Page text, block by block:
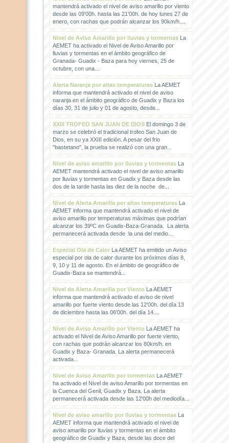
mantendrá activado el nivel de aviso amarillo por viento
desde las 09'00h. hasta las 21'00h. de hoy lunes 27 de
enero, con rachas que podrán alcanzar los 90km/h....
Nivel de Aviso Amarillo por lluvias y tormentasLa
AEMET ha activado el Nivel de Aviso Amarillo por
lluvias y tormentas en el ámbito geográfico de
Granada- Guadix - Baza para hoy viernes, 25 de
octubre, con una...
Alerta Naranja por altas temperaturasLa AEMET
informa que mantendrá activado el nivel de aviso
naranja en el ámbito geográfico de Guadix y Baza los
días 30, 31 de julio y 01 de agosto, desde...
XXIII TROFEO SAN JUAN DE DIOSEl domingo 3 de
marzo se celebró el tradicional trofeo San Juan de
Dios, en su ya XXIII edición. A pesar del frio
"bastetano", la prueba se realizó con una gran...
Nivel de aviso amarillo por lluvias y tormentasLa
AEMET mantendrá activado el nivel de aviso amarillo
por lluvias y tormentas en Guadix y Baza desde las
dos de la tarde hasta las diez de la noche de...
Nivel de Alerta Amarilla por altas temperaturasLa
AEMET informa que mantendrá activado el nivel de
aviso amarillo por temperaturas máximas que podrían
alcanzar los 39ºC en Guadix-Baza-Granada. La alerta
permanecerá activada desde la una del medio...
Especial Ola de CalorLa AEMET ha emitido un Aviso
especial por ola de calor durante los próximos días 8,
9, 10 y 11 de agosto. En el ámbito de geográfico de
Guadix-Baza se mantendrá...
Nivel de Alerta Amarilla por VientoLa AEMET
informa que mantendrá activado el aviso de nivel
amarillo por fuerte viento desde las 12'00h. del día 13
de diciembre hasta las 06'00h. del día 14....
Nivel de Aviso Amarillo por VientoLa AEMET ha
activado el Nivel de Aviso Amarillo por fuerte viento,
con rachas que podrán alcanzar los 80km/h. en
Guadix y Baza- Granada. La alerta permanecerá
activada...
Nivel de Aviso Amarillo por tormentasLa AEMET
ha activado el Nivel de aviso Amarillo por tormentas en
la Cuenca del Genil, Guadix y Baza. La alerta
permanecerá activada desde las 12'00h del mediodía...
Nivel de aviso amarillo por lluvias y tormentasLa
AEMET informa que mantendrá activado el nivel de
aviso amarillo por lluvias y tormentas en el ámbito
geográfico de Guadix y Baza, desde las doce del